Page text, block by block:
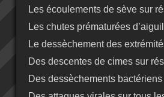
Les écoulements de sève sur
Les chutes prématurées
Le dessèchement des
Des descentes de cimes sur
Des dessèchements